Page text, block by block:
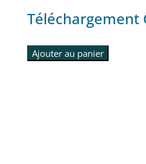
Téléchargement
Ajouter au panier